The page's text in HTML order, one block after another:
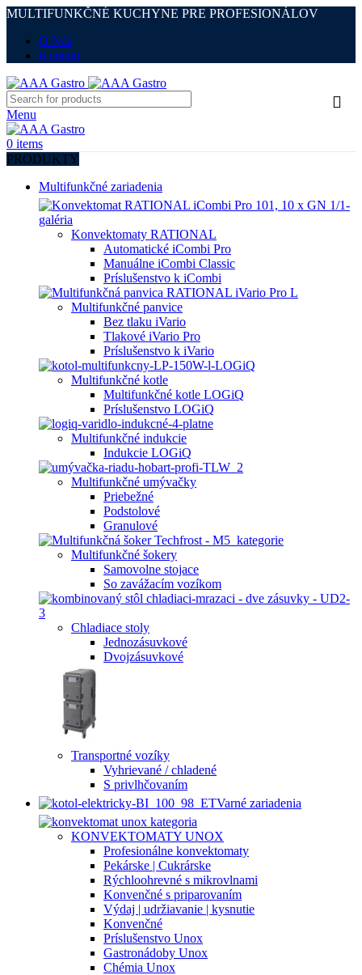
MULTIFUNKČNÉ KUCHYNE PRE PROFESIONÁLOV
O Nás
Kontakt
Menu
0 items
PRODUKTY
Multifunkčné zariadenia
Konvektomaty RATIONAL
Automatické iCombi Pro
Manuálne iCombi Classic
Príslušenstvo k iCombi
Multifunkčné panvice
Bez tlaku iVario
Tlakové iVario Pro
Príslušenstvo k iVario
Multifunkčné kotle
Multifunkčné kotle LOGiQ
Príslušenstvo LOGiQ
Multifunkčné indukcie
Indukcie LOGiQ
Multifunkčné umývačky
Priebežné
Podstolové
Granulové
Multifunkčné šokery
Samovolne stojace
So zavážacím vozíkom
Chladiace stoly
Jednozásuvkové
Dvojzásuvkové
Transportné vozíky
Vyhrievané / chladené
S privlhčovaním
Varné zariadenia
KONVEKTOMATY UNOX
Profesionálne konvektomaty
Pekárske | Cukrárske
Rýchloohrevné s mikrovlnami
Konvenčné s priparovaním
Výdaj | udržiavanie | kysnutie
Konvenčné
Príslušenstvo Unox
Gastronádoby Unox
Chémia Unox